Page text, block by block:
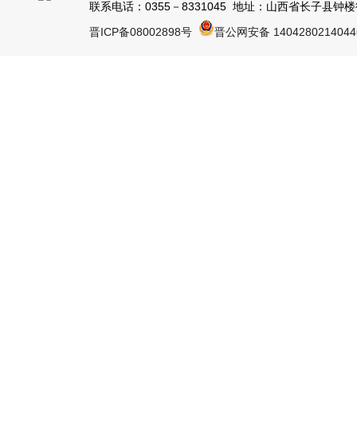
联系电话：0355－8331045 地址：山西省长子县钟
晋ICP备08002898号
晋公网安备